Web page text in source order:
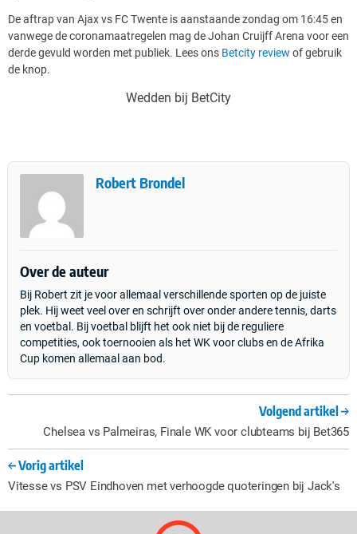
De aftrap van Ajax vs FC Twente is aanstaande zondag om 16:45 en
vanwege de coronamaatregelen mag de Johan Cruijff Arena voor een
derde gevuld worden met publiek. Lees ons Betcity review of gebruik
de knop.
Wedden bij BetCity
Robert Brondel
Over de auteur
Bij Robert zit je voor allemaal verschillende sporten op de juiste
plek. Hij weet veel over en schrijft over onder andere tennis, darts
en voetbal. Bij voetbal blijft het ook niet bij de reguliere
competities, ook toernooien als het WK voor clubs en de Afrika
Cup komen allemaal aan bod.
Volgend artikel
Chelsea vs Palmeiras, Finale WK voor clubteams bij Bet365
Vorig artikel
Vitesse vs PSV Eindhoven met verhoogde quoteringen bij Jack's